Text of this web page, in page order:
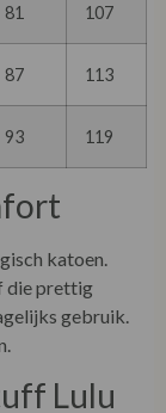
81 107
87 113
93 119
katoen.
die prettig
gebruik.
Lulu